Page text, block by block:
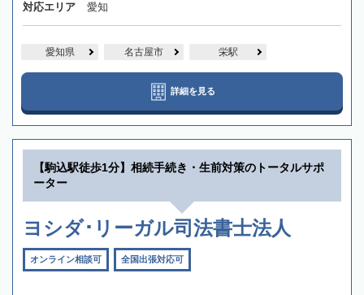
対応エリア 愛知
愛知県 名古屋市 栄駅
詳細を見る
【駒込駅徒歩1分】相続手続き・生前対策のトータルサポ
ーター
ヨシダ･リーガル司法書士法人
オンライン相談可 全国出張対応可